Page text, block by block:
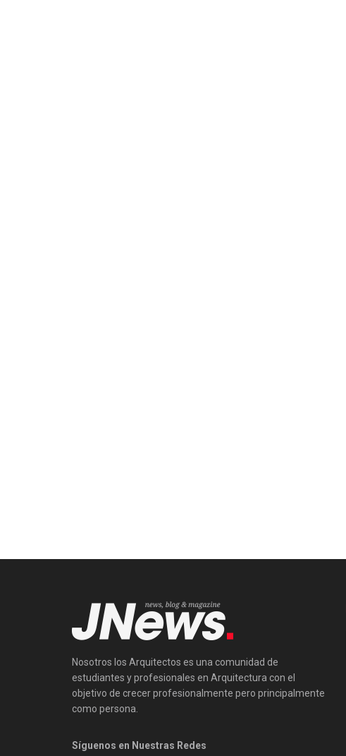
Nosotros los Arquitectos es una comunidad de
estudiantes y profesionales en Arquitectura con el
objetivo de crecer profesionalmente pero principalmente
como persona.
Síguenos en Nuestras Redes